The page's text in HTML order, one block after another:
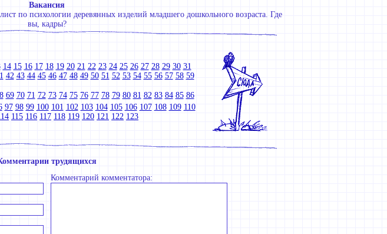
Вакансия
по психологии деревянных изделий младшего дошкольного возраста. Где
вы, кадры?
14 15 16 17 18 19 20 21 22 23 24 25 26 27 28 29 30 31
42 43 44 45 46 47 48 49 50 51 52 53 54 55 56 57 58 59
69 70 71 72 73 74 75 76 77 78 79 80 81 82 83 84 85 86
97 98 99 100 101 102 103 104 105 106 107 108 109 110
115 116 117 118 119 120 121 122 123
трудящихся
Комментарий комментатора: